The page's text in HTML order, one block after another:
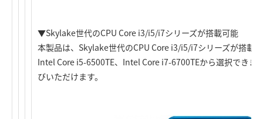
▼Skylake世代のCPU Core i3/i5/i7シリーズが搭載可能
本製品は、Skylake世代のCPU Core i3/i5/i7シリーズが搭載
Intel Core i5-6500TE、Intel Core i7-6700TEから選択できま
びいただけます。